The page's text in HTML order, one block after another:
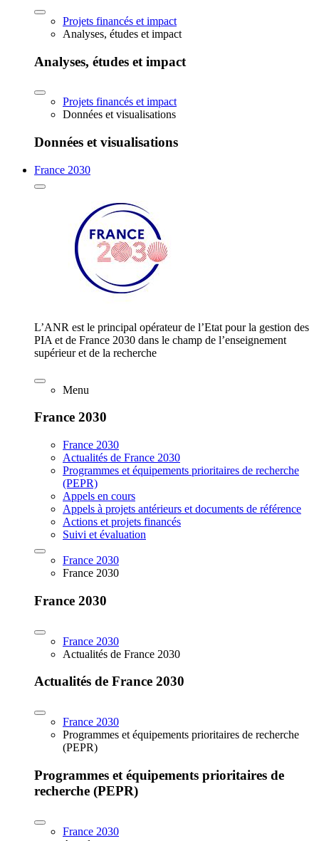
Projets financés et impact
Analyses, études et impact
Analyses, études et impact
Projets financés et impact
Données et visualisations
Données et visualisations
France 2030
L’ANR est le principal opérateur de l’Etat pour la gestion des
PIA et de France 2030 dans le champ de l’enseignement
supérieur et de la recherche
Menu
France 2030
France 2030
Actualités de France 2030
Programmes et équipements prioritaires de recherche
(PEPR)
Appels en cours
Appels à projets antérieurs et documents de référence
Actions et projets financés
Suivi et évaluation
France 2030
France 2030
France 2030
France 2030
Actualités de France 2030
Actualités de France 2030
France 2030
Programmes et équipements prioritaires de recherche
(PEPR)
Programmes et équipements prioritaires de
recherche (PEPR)
France 2030